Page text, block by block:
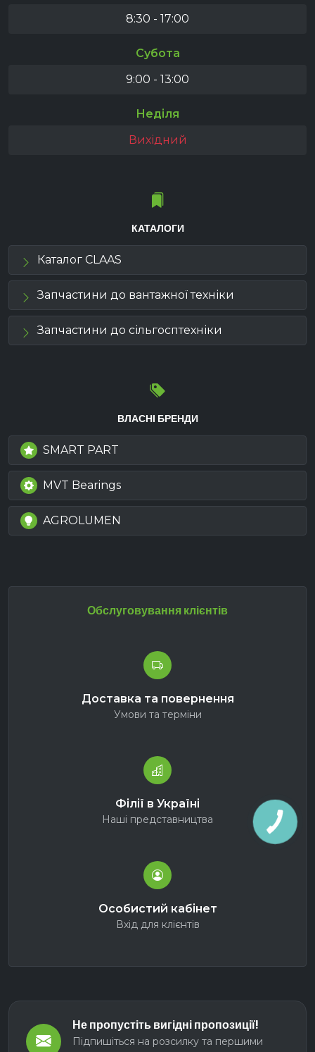
8:30 - 17:00
Субота
9:00 - 13:00
Неділя
Вихідний
КАТАЛОГИ
Каталог CLAAS
Запчастини до вантажної техніки
Запчастини до сільгосптехніки
ВЛАСНІ БРЕНДИ
SMART PART
MVT Bearings
AGROLUMEN
Обслуговування клієнтів
Доставка та повернення
Умови та терміни
Філії в Україні
Наші представництва
Особистий кабінет
Вхід для клієнтів
Не пропустіть вигідні пропозиції!
Підпишіться на розсилку та першими